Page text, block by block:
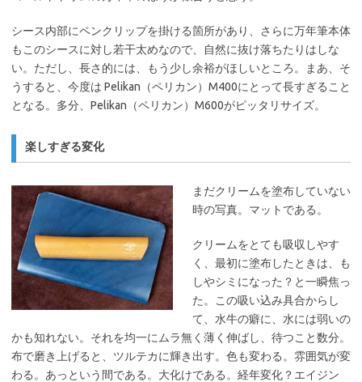
シース内部にペンクリップを掛ける箇所があり、さらに万年筆本体
もこのシースに対し若干太めなので、自然に抜け落ちたりはしな
い。ただし、長さ的には、もう少し余裕がほしいところ。まあ、そ
うすると、今度は Pelikan（ペリカン）M400にとって長すぎること
となる。多分、Pelikan（ペリカン）M600がピッタリサイズ。
楽しすぎる変化
まだクリームを塗布していない
時の写真。マットである。
クリームをとても吸収しやす
く、最初に塗布したときは、も
しやシミになった？と一瞬焦っ
た。この吸い込み具合からし
て、水牛の癖に、水には弱いの
かも知れない。それを均一にムラ無く薄く伸ばし、待つこと数分。
布で磨き上げると、ツルテカに輝き出す。色も変わる。雰囲気が変
わる。あっという間である。大化けである。経年変化？エイジン